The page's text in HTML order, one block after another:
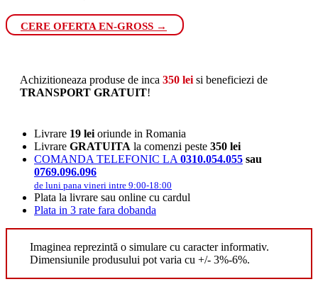
CERE OFERTA EN-GROSS →
Achizitioneaza produse de inca 350 lei si beneficiezi de
TRANSPORT GRATUIT!
Livrare 19 lei oriunde in Romania
Livrare GRATUITA la comenzi peste 350 lei
COMANDA TELEFONIC LA 0310.054.055 sau
0769.096.096
de luni pana vineri intre 9:00-18:00
Plata la livrare sau online cu cardul
Plata in 3 rate fara dobanda
Imaginea reprezintă o simulare cu caracter informativ.
Dimensiunile produsului pot varia cu +/- 3%-6%.